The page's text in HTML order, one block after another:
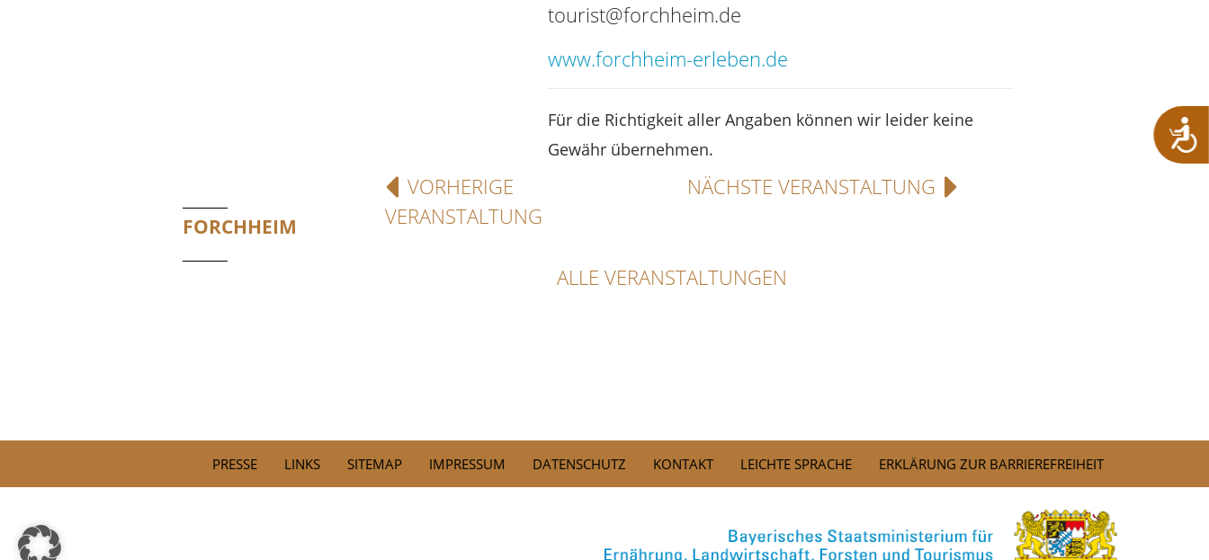
tourist@forchheim.de
www.forchheim-erleben.de
Für die Richtigkeit aller Angaben können wir leider keine
Gewähr übernehmen.
FORCHHEIM
VORHERIGE
VERANSTALTUNG
NÄCHSTE VERANSTALTUNG
ALLE VERANSTALTUNGEN
PRESSE LINKS SITEMAP IMPRESSUM DATENSCHUTZ KONTAKT LEICHTE SPRACHE ERKLÄRUNG ZUR BARRIEREFREIHEIT